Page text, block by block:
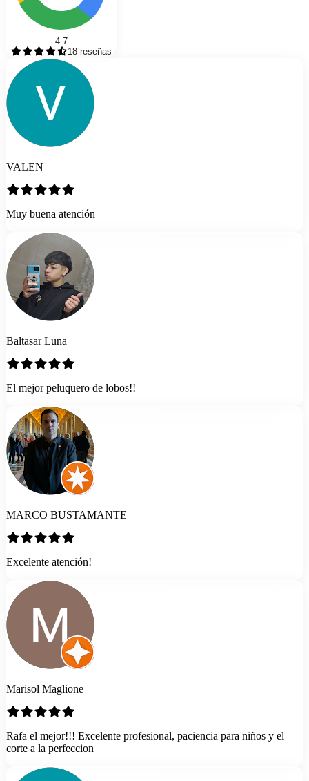
4.7
18 reseñas
VALEN
Muy buena atención
Baltasar Luna
El mejor peluquero de lobos!!
MARCO BUSTAMANTE
Excelente atención!
Marisol Maglione
Rafa el mejor!!! Excelente profesional, paciencia para niños y el
corte a la perfeccion